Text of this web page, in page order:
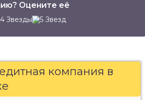
Оцените её
компания в